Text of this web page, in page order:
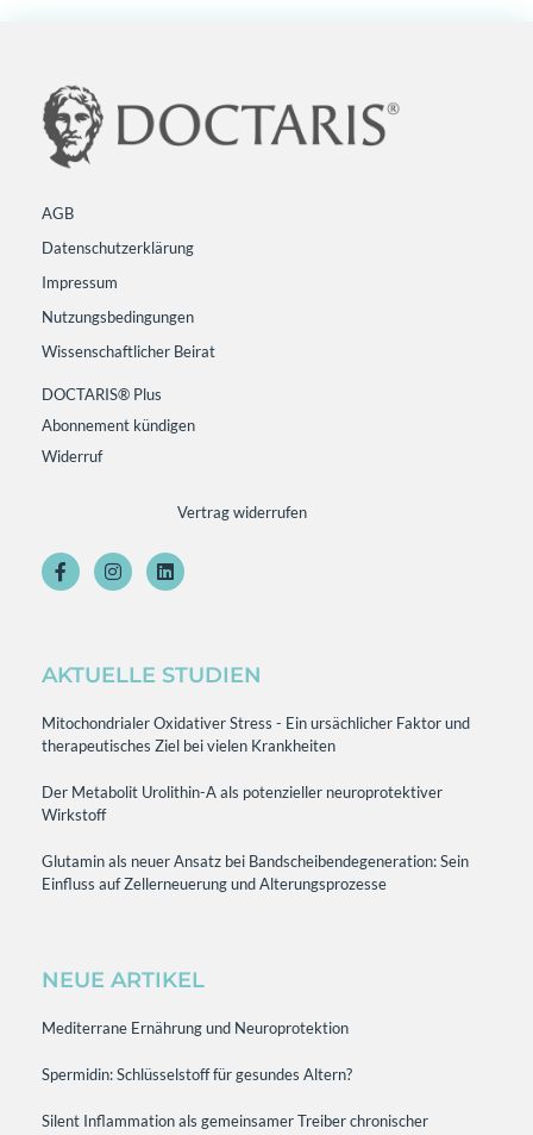
AGB
Datenschutzerklärung
Impressum
Nutzungsbedingungen
Wissenschaftlicher Beirat
DOCTARIS® Plus
Abonnement kündigen
Widerruf
Vertrag widerrufen
AKTUELLE STUDIEN
Mitochondrialer Oxidativer Stress - Ein ursächlicher Faktor und
therapeutisches Ziel bei vielen Krankheiten
Der Metabolit Urolithin-A als potenzieller neuroprotektiver
Wirkstoff
Glutamin als neuer Ansatz bei Bandscheibendegeneration: Sein
Einfluss auf Zellerneuerung und Alterungsprozesse
NEUE ARTIKEL
Mediterrane Ernährung und Neuroprotektion
Spermidin: Schlüsselstoff für gesundes Altern?
Silent Inflammation als gemeinsamer Treiber chronischer